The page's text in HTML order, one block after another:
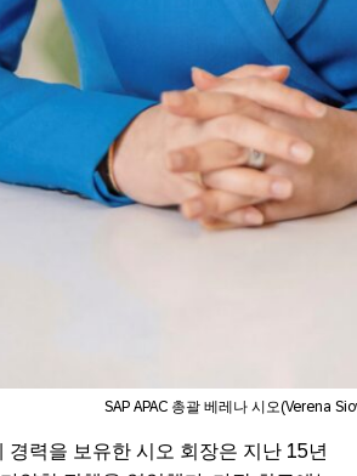
SAP APAC 총괄 베레나 시오(Verena
경력을 보유한 시오 회장은 지난 15년